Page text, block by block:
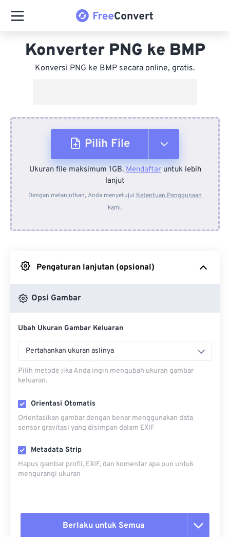
Konverter PNG ke BMP
Konversi PNG ke BMP secara online, gratis.
Pilih File
Dari Perangkat
Dari Dropbox
Ukuran file maksimum 1GB.Mendaftaruntuk lebih
lanjut
Dengan melanjutkan, Anda menyetujui Ketentuan Penggunaan
kami.
Pengaturan lanjutan (opsional)
Opsi Gambar
Ubah Ukuran Gambar Keluaran
Pertahankan ukuran aslinya
Pilih metode jika Anda ingin mengubah ukuran gambar
keluaran.
Orientasi Otomatis
Orientasikan gambar dengan benar menggunakan data
sensor gravitasi yang disimpan dalam EXIF
Metadata Strip
Hapus gambar profil, EXIF, dan komentar apa pun untuk
mengurangi ukuran
Berlaku untuk Semua